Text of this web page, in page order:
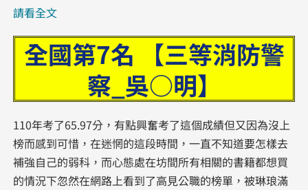
請看全文
全國第7名 【三等消防警
察_吳○明】
110年考了65.97分，有點興奮考了這個成績但又因為沒上
榜而感到可惜，在迷惘的這段時間，一直不知道要怎樣去
補強自己的弱科，而心態處在坊間所有相關的書籍都想買
的情況下忽然在網路上看到了高見公職的榜單，被琳琅滿